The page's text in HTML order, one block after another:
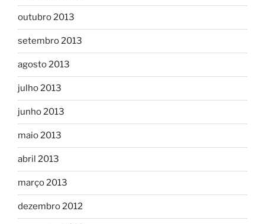
outubro 2013
setembro 2013
agosto 2013
julho 2013
junho 2013
maio 2013
abril 2013
março 2013
dezembro 2012